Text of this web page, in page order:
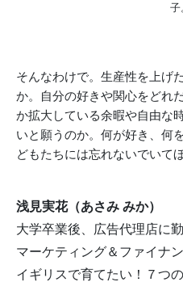
子
そんなわけで。生産性を上げ
か。自分の好きや関心をどれ
か拡大している余暇や自由な
いと願うのか。何が好き、何
どもたちには忘れないでいて
浅見実花（あさみ みか）
大学卒業後、広告代理店に
マーケティング＆ファイナ
イギリスで育てたい！７つ